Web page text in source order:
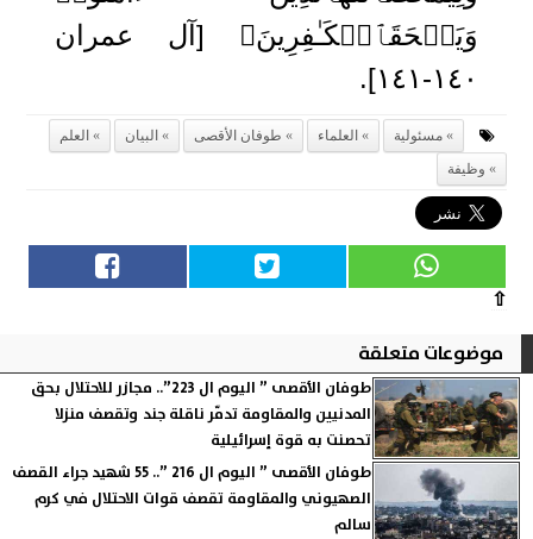
وَیَمۡحَقَٱلۡكَـٰفِرِینَ﴾ [آل عمران
١٤٠-١٤١].
مسئولية العلماء طوفان الأقصى البيان
العلم
وظيفة
⇧
موضوعات متعلقة
طوفان الأقصى ” اليوم ال 223”.. مجازر للاحتلال بحق
المدنيين والمقاومة تدمّر ناقلة جند وتقصف منزلا
تحصنت به قوة إسرائيلية
طوفان الأقصى ” اليوم ال 216 ”.. 55 شهيد جراء القصف
الصهيوني والمقاومة تقصف قوات الاحتلال في كرم
سالم